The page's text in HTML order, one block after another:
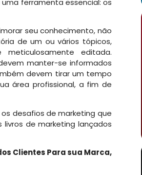
ferramenta essencial: os
seu conhecimento, não
de um ou vários tópicos,
meticulosamente editada.
manter-se informados
devem tirar um tempo
área profissional, a fim de
desafios de marketing que
de marketing lançados
Clientes Para sua Marca,